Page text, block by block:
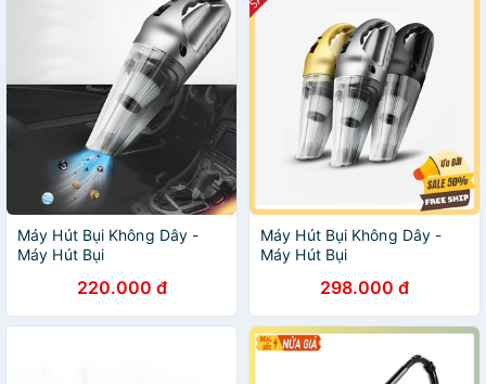
Máy Hút Bụi Không Dây -
Máy Hút Bụi
220.000 đ
Máy Hút Bụi Không Dây -
Máy Hút Bụi
298.000 đ